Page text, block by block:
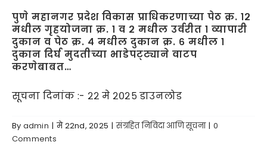
पुणे महानगर प्रदेश विकास प्राधिकरणाच्या पेठ क्र. १२
मधील गृहयोजना क्र. १ व २ मधील उर्वरीत १ व्यापारी
दुकान व पेठ क्र. ४ मधील दुकान क्र. ६ मधील १
दुकान दिर्घ मुदतीच्या भाडेपट्ट्याने वाटप
करणेबाबत…
सूचना दिनांक :- २२ मे २०२५ डाउनलोड
By admin | मे 22nd, 2025 | संग्रहित निविदा आणि सूचना | 0
Comments